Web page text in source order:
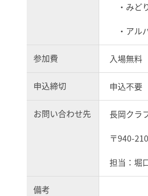
・みど
・アル
参加費 入場無料
申込締切 申込不要
お問い合わせ先
長岡クラ
〒940-
担当：堀
備考